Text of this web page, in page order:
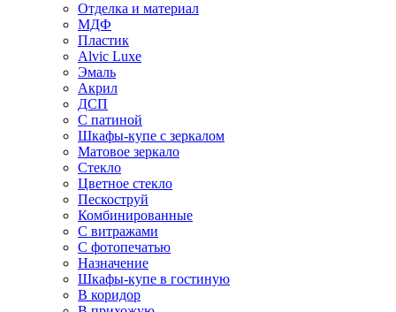
Отделка и материал
МДФ
Пластик
Alvic Luxe
Эмаль
Акрил
ДСП
С патиной
Шкафы-купе с зеркалом
Матовое зеркало
Стекло
Цветное стекло
Пескоструй
Комбинированные
С витражами
С фотопечатью
Назначение
Шкафы-купе в гостиную
В коридор